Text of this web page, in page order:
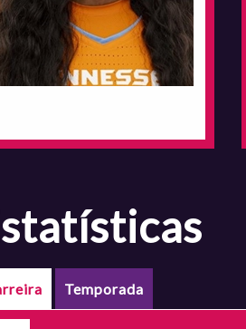
estatísticas
Temporada